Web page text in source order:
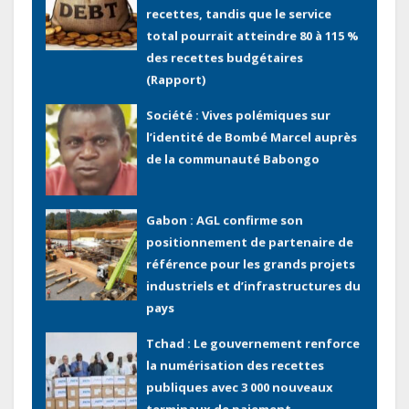
recettes, tandis que le service
total pourrait atteindre 80 à 115 %
des recettes budgétaires
(Rapport)
Société : Vives polémiques sur
l’identité de Bombé Marcel auprès
de la communauté Babongo
Gabon : AGL confirme son
positionnement de partenaire de
référence pour les grands projets
industriels et d’infrastructures du
pays
Tchad : Le gouvernement renforce
la numérisation des recettes
publiques avec 3 000 nouveaux